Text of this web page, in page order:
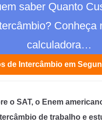
saber Quanto
Conheça
calculadora…
de Intercâmbio em
o SAT, o Enem
de trabalho e